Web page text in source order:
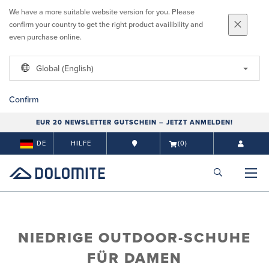
We have a more suitable website version for you. Please
confirm your country to get the right product availibility and
even purchase online.
Global (English)
Confirm
EUR 20 NEWSLETTER GUTSCHEIN – JETZT ANMELDEN!
DE HILFE (0)
NIEDRIGE OUTDOOR-SCHUHE
FÜR DAMEN